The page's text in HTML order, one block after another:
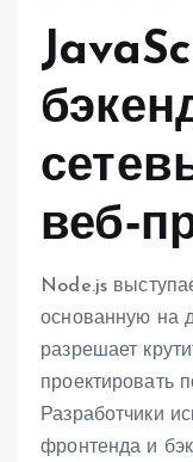
Node.js
основанную на
разрешает
проектировать
Разработчики
фронтенда и